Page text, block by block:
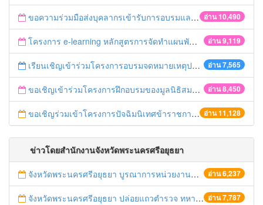
อ่าน 10,490
ขอความร่วมมือส่งบุคลากรเข้ารับการอบรมและเผยแพร่ข่าวอบรม ประจำปี 2558
อ่าน 9,119
โครงการ e-learning หลักสูตรการจัดทำแผนพัฒนาจังหวัด
อ่าน 7,565
เรียนเชิญเข้าร่วมโครงการอบรมจดหมายเหตุประจำปี 2558 ของสมาคมจดหมายเหตุสยาม
อ่าน 8,450
ขอเชิญเข้าร่วมโครงการฝึกอบรมของมูลนิธิสมาคมนักเรียนทุนรัฐบาลไทย
อ่าน 11,128
ขอเชิญร่วมเข้าโครงการปัจฉิมนิเทศข้าราชการเกษียณอายุ ปี 2558
ข่าวโดยสำนักงานจังหวัดพระนครศรีอยุธยา
อ่าน 6,237
จังหวัดพระนครศรีอยุธยา บูรณาการหน่วยงานที่เกี่ยวข้อง ลงพื้นที่จัดระเบียบและดำเนินมาตรการตามบทลงโทษสูงสุดกับผู้ประกอบการร้านค้าที่ยังฝ่าฝืนตั้งร้านค้ารุกล้ำเขตพื้นที่ทางหลวง เตรียมความปลอดภัยก่อนเทศกาลสงกรานต์
อ่าน 7,787
จังหวัดพระนครศรีอยุธยา ปล่อยแถวตำรวจ ทหาร ฝ่ายปกครอง กว่า 100 นาย ตรวจเข้มท่ารถสาธารณะ สถานีขนส่งรถโดยสาร วินรถตู้ และสถานีรถไฟ เตรียมรับมือเทศกาลสงกรานต์